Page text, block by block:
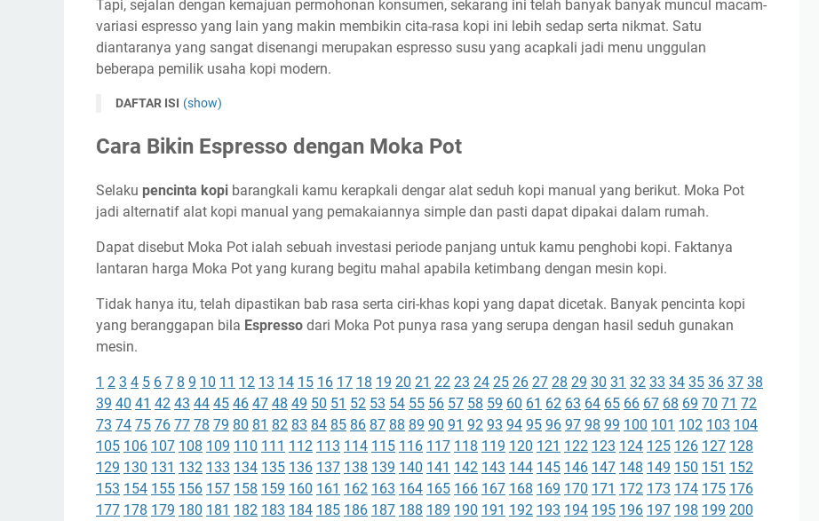
Tapi, sejalan dengan kemajuan permohonan konsumen, sekarang ini telah banyak banyak muncul macam-
variasi espresso yang lain yang makin membikin cita-rasa kopi ini lebih sedap serta nikmat. Satu
diantaranya yang sangat disenangi merupakan espresso susu yang acapkali jadi menu unggulan
beberapa pemilik usaha kopi modern.
DAFTAR ISI (show)
Cara Bikin Espresso dengan Moka Pot
Selaku pencinta kopi barangkali kamu kerapkali dengar alat seduh kopi manual yang berikut. Moka Pot
jadi alternatif alat kopi manual yang pemakaiannya simple dan pasti dapat dipakai dalam rumah.
Dapat disebut Moka Pot ialah sebuah investasi periode panjang untuk kamu penghobi kopi. Faktanya
lantaran harga Moka Pot yang kurang begitu mahal apabila ketimbang dengan mesin kopi.
Tidak hanya itu, telah dipastikan bab rasa serta ciri-khas kopi yang dapat dicetak. Banyak pencinta kopi
yang beranggapan bila Espresso dari Moka Pot punya rasa yang serupa dengan hasil seduh gunakan
mesin.
1 2 3 4 5 6 7 8 9 10 11 12 13 14 15 16 17 18 19 20 21 22 23 24 25 26 27 28 29 30 31 32 33 34 35 36 37 38
39 40 41 42 43 44 45 46 47 48 49 50 51 52 53 54 55 56 57 58 59 60 61 62 63 64 65 66 67 68 69 70 71 72
73 74 75 76 77 78 79 80 81 82 83 84 85 86 87 88 89 90 91 92 93 94 95 96 97 98 99 100 101 102 103 104
105 106 107 108 109 110 111 112 113 114 115 116 117 118 119 120 121 122 123 124 125 126 127 128
129 130 131 132 133 134 135 136 137 138 139 140 141 142 143 144 145 146 147 148 149 150 151 152
153 154 155 156 157 158 159 160 161 162 163 164 165 166 167 168 169 170 171 172 173 174 175 176
177 178 179 180 181 182 183 184 185 186 187 188 189 190 191 192 193 194 195 196 197 198 199 200